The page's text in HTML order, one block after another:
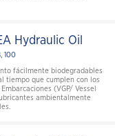
Hydraulic Oil
100
fácilmente biodegradables
tiempo que cumplen con los
(VGP/ Vessel
ambientalmente